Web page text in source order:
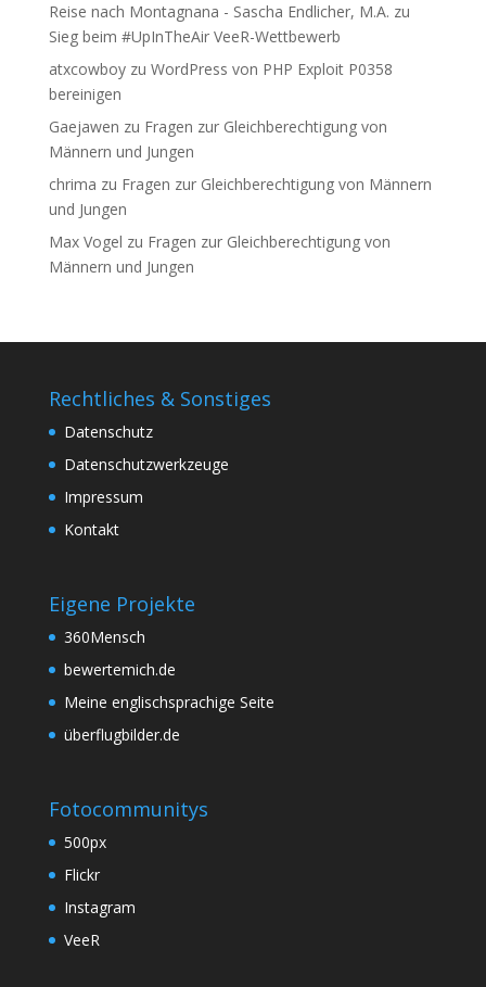
Reise nach Montagnana - Sascha Endlicher, M.A. zu
Sieg beim #UpInTheAir VeeR-Wettbewerb
atxcowboyzu WordPress von PHP Exploit P0358
bereinigen
Gaejawen zu Fragen zur Gleichberechtigung von
Männern und Jungen
chrima zu Fragen zur Gleichberechtigung von Männern
und Jungen
Max Vogel zu Fragen zur Gleichberechtigung von
Männern und Jungen
Rechtliches & Sonstiges
Datenschutz
Datenschutzwerkzeuge
Impressum
Kontakt
Eigene Projekte
360Mensch
bewertemich.de
Meine englischsprachige Seite
überflugbilder.de
Fotocommunitys
500px
Flickr
Instagram
VeeR